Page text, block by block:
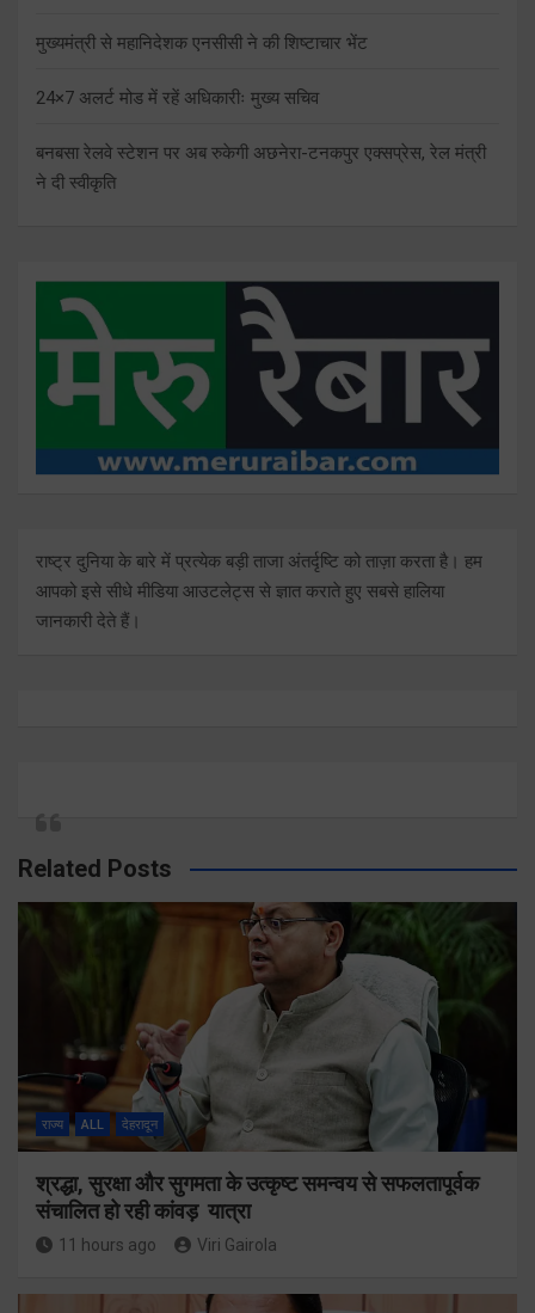
मुख्यमंत्री से महानिदेशक एनसीसी ने की शिष्टाचार भेंट
24×7 अलर्ट मोड में रहें अधिकारीः मुख्य सचिव
बनबसा रेलवे स्टेशन पर अब रुकेगी अछनेरा-टनकपुर एक्सप्रेस, रेल मंत्री
ने दी स्वीकृति
राष्ट्र दुनिया के बारे में प्रत्येक बड़ी ताजा अंतर्दृष्टि को ताज़ा करता है। हम
आपको इसे सीधे मीडिया आउटलेट्स से ज्ञात कराते हुए सबसे हालिया
जानकारी देते हैं।
Related Posts
राज्य ALL देहरादून
श्रद्धा, सुरक्षा और सुगमता के उत्कृष्ट समन्वय से सफलतापूर्वक
संचालित हो रही कांवड़ यात्रा
11 hours ago Viri Gairola